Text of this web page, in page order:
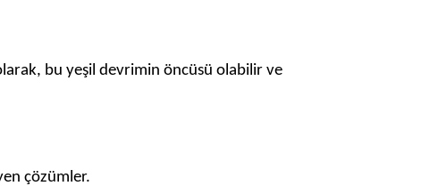
bu yeşil devrimin öncüsü olabilir ve
çözümler.